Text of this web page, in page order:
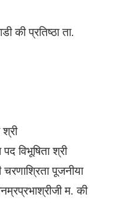
की प्रतिष्ठा ता.
विभूषिता श्री
चरणाश्रिता पूजनीया
म. की